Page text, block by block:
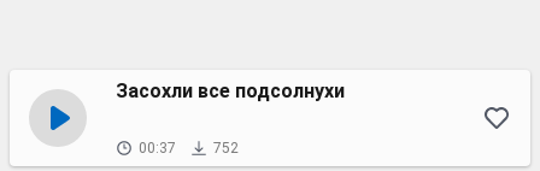
Засохли все подсолнухи
00:37 752